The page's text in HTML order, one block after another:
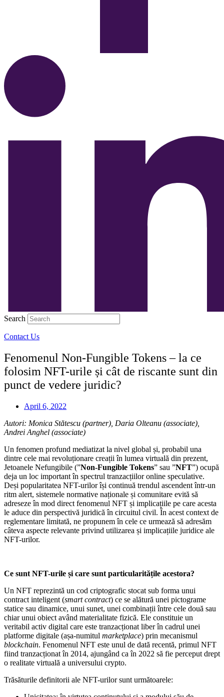
Search
Contact Us
Fenomenul Non-Fungible Tokens – la ce
folosim NFT-urile și cât de riscante sunt din
punct de vedere juridic?
April 6, 2022
Autori: Monica Stătescu (partner), Daria Olteanu (associate),
Andrei Anghel (associate)
Un fenomen profund mediatizat la nivel global și, probabil una
dintre cele mai revoluționare creații în lumea virtuală din prezent,
Jetoanele Nefungibile (”Non-Fungible Tokens” sau ”NFT”) ocupă
deja un loc important în spectrul tranzacțiilor online speculative.
Deși popularitatea NFT-urilor își continuă trendul ascendent într-un
ritm alert, sistemele normative naționale și comunitare evită să
adreseze în mod direct fenomenul NFT și implicațiile pe care acesta
le aduce din perspectivă juridică în circuitul civil. În acest context de
reglementare limitată, ne propunem în cele ce urmează să adresăm
câteva aspecte relevante privind utilizarea și implicațiile juridice ale
NFT-urilor.
Ce sunt NFT-urile și care sunt particularitățile acestora?
Un NFT reprezintă un cod criptografic stocat sub forma unui
contract inteligent (smart contract) ce se alătură unei pictograme
statice sau dinamice, unui sunet, unei combinații între cele două sau
chiar unui obiect având materialitate fizică. Ele constituie un
veritabil activ digital care este tranzacționat liber în cadrul unei
platforme digitale (așa-numitul marketplace) prin mecanismul
blockchain. Fenomenul NFT este unul de dată recentă, primul NFT
fiind tranzacționat în 2014, ajungând ca în 2022 să fie perceput drept
o realitate virtuală a universului crypto.
Trăsăturile definitorii ale NFT-urilor sunt următoarele: